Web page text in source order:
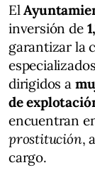
El
inversión de
garantizar la
dirigidos a
de
encuentran
prostitución,
cargo.